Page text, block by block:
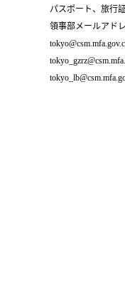
パスポート、旅行
領事部メールアドレ